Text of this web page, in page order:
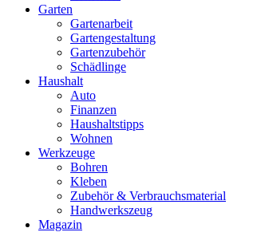
Garten
Gartenarbeit
Gartengestaltung
Gartenzubehör
Schädlinge
Haushalt
Auto
Finanzen
Haushaltstipps
Wohnen
Werkzeuge
Bohren
Kleben
Zubehör & Verbrauchsmaterial
Handwerkszeug
Magazin